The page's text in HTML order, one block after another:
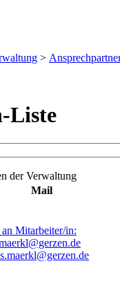
>
Liste
der Verwaltung
Mail